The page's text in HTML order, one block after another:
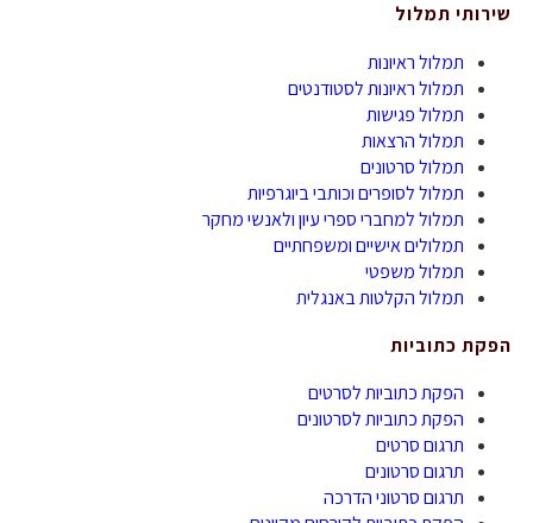
שירותי תמלול
תמלול ראיונות
תמלול ראיונות לסטודנטים
תמלול פגישות
תמלול הרצאות
תמלול סרטונים
תמלול לסופרים וכותבי ביוגרפיות
תמלול למחברי ספרי עיון ולאנשי מחקר
תמלולים אישיים ומשפחתיים
תמלול משפטי
תמלול הקלטות באנגלית
הפקת כתוביות
הפקת כתוביות לסרטים
הפקת כתוביות לסרטונים
תרגום סרטים
תרגום סרטונים
תרגום סרטוני הדרכה